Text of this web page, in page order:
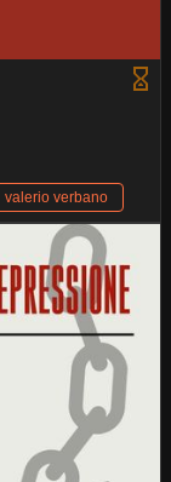
valerio verbano